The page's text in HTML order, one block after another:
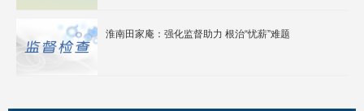
淮南田家庵：强化监督助力 根治“忧薪”难题